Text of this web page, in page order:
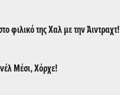
φιλικό της Χαλ με την Άιντραχτ!
Μέσι, Χόρχε!